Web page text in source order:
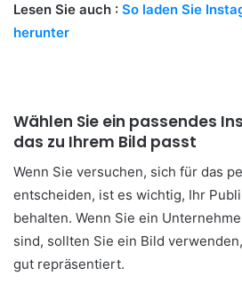
Lesen Sie auch : So laden Sie
herunter
Wählen Sie ein passendes
das zu Ihrem Bild passt
Wenn Sie versuchen, sich für das
entscheiden, ist es wichtig, Ihr
behalten. Wenn Sie ein
sind, sollten Sie ein Bild
gut repräsentiert.